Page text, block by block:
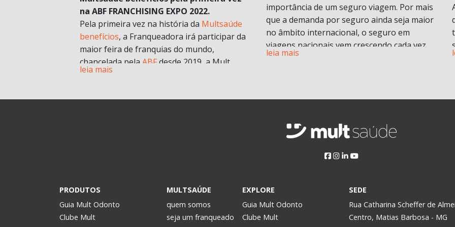
na ABF FRANCHISING EXPO 2022.
Pela primeira vez na história da Multsaúde
benefícios, a Franqueadora irá participar da
maior feira de franquias do mundo,
chancelada pela ABFdesde 2019, a Mult
chegará com muitas novidades e
A grande aposta da Mult para a Feira ABF
estratégias para estar mais próxima da
realidade dos potenciais investidores. Assim,
passou a oferecer os formatos de
leia mais
importância de um seguro viagem. Por mais
que a demanda por seguro ainda seja maior
no âmbito internacional, o seguro em
viagens nacionais vem crescendo cada vez
mais por procura de informações.
O que é seguro viagem?
Esse modelo de seguro normalmente cobre
Isso engloba despesas médicas e
contratempos com a própria viagem.
Pode ser contratado para viagens nacionais
leia mais
PRODUTOS
Guia Mult Odonto
Clube Mult
MULTSAÚDE
quem somos
seja um franqueado
EXPLORE
Guia Mult Odonto
Clube Mult
SEDE
Rua Catharina Scheffer de
Centro, Matias Barbosa - MG